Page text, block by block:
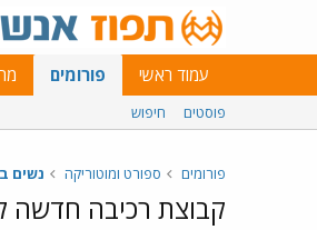
עמוד ראשי פורומים
פוסטים חיפוש
פורומים ספורט ומוטוריקה נשים
קבוצת רכיבה חדשה